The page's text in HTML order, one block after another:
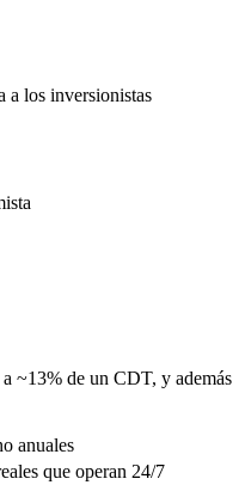
a los inversionistas
~13% de un CDT, y además
anuales
que operan 24/7